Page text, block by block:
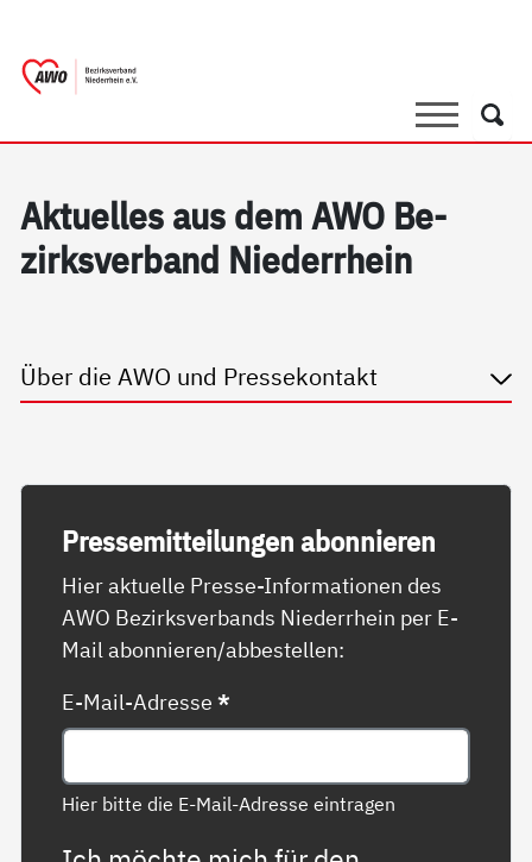
SucheSuche
Ak­tu­el­les aus dem AWO Be­
zirks­ver­band Nie­der­r­hein
Über die AWO und Pressekontakt
Pres­se­mit­tei­lun­gen abon­nie­ren
Hier aktuelle Presse-Informationen des
AWO Bezirksverbands Niederrhein per E-
Mail abonnieren/abbestellen:
E-Mail-Adresse*
Hier bitte die E-Mail-Adresse eintragen